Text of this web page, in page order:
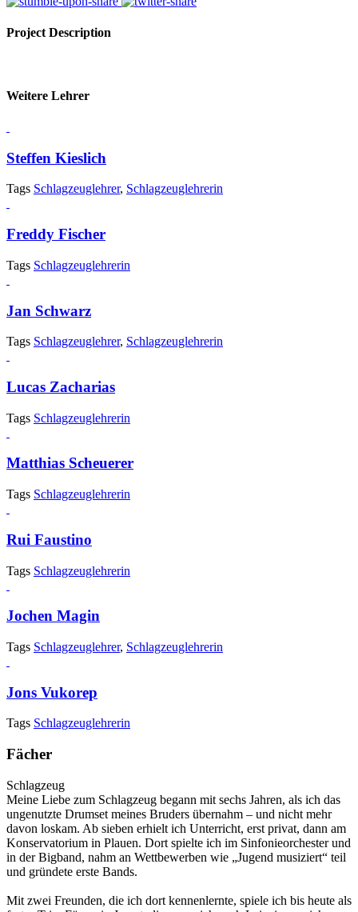
Project Description
Weitere Lehrer
Steffen Kieslich
Tags Schlagzeuglehrer, Schlagzeuglehrerin
Freddy Fischer
Tags Schlagzeuglehrerin
Jan Schwarz
Tags Schlagzeuglehrer, Schlagzeuglehrerin
Lucas Zacharias
Tags Schlagzeuglehrerin
Matthias Scheuerer
Tags Schlagzeuglehrerin
Rui Faustino
Tags Schlagzeuglehrerin
Jochen Magin
Tags Schlagzeuglehrer, Schlagzeuglehrerin
Jons Vukorep
Tags Schlagzeuglehrerin
Fächer
Schlagzeug
Meine Liebe zum Schlagzeug begann mit sechs Jahren, als ich das
ungenutzte Drumset meines Bruders übernahm – und nicht mehr
davon loskam. Ab sieben erhielt ich Unterricht, erst privat, dann am
Konservatorium in Plauen. Dort spielte ich im Sinfonieorchester und
in der Bigband, nahm an Wettbewerben wie „Jugend musiziert“ teil
und gründete erste Bands.
Mit zwei Freunden, die ich dort kennenlernte, spiele ich bis heute als